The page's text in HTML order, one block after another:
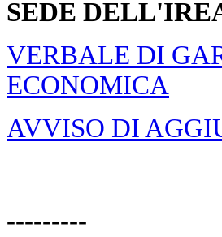
SEDE
VERBALE DI
ECONOMICA
AVVISO DI
---------